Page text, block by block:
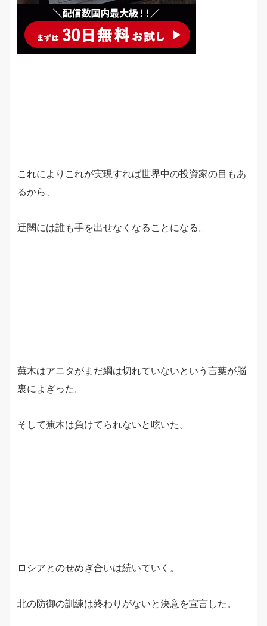
これによりこれが実現すれば世界中の投資家の目もあ
るから、
迂闊には誰も手を出せなくなることになる。
蕪木はアニタがまだ綱は切れていないという言葉が脳
裏によぎった。
そして蕪木は負けてられないと呟いた。
ロシアとのせめぎ合いは続いていく。
北の防御の訓練は終わりがないと決意を宣言した。